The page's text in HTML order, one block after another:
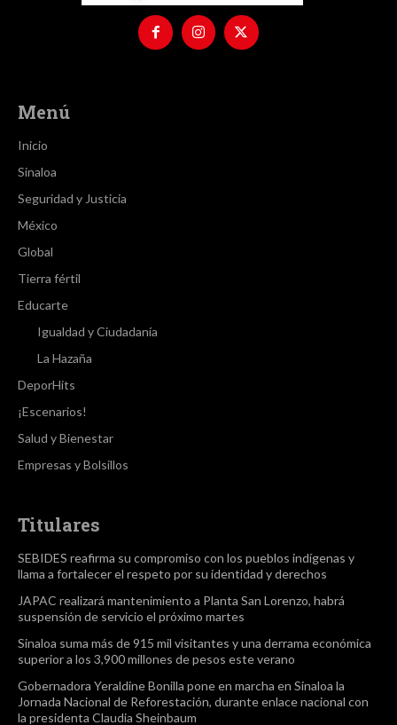
Menú
Inicio
Sinaloa
Seguridad y Justicia
México
Global
Tierra fértil
Educarte
Igualdad y Ciudadanía
La Hazaña
DeporHits
¡Escenarios!
Salud y Bienestar
Empresas y Bolsillos
Titulares
SEBIDES reafirma su compromiso con los pueblos indígenas y
llama a fortalecer el respeto por su identidad y derechos
JAPAC realizará mantenimiento a Planta San Lorenzo, habrá
suspensión de servicio el próximo martes
Sinaloa suma más de 915 mil visitantes y una derrama económica
superior a los 3,900 millones de pesos este verano
Gobernadora Yeraldine Bonilla pone en marcha en Sinaloa la
Jornada Nacional de Reforestación, durante enlace nacional con
la presidenta Claudia Sheinbaum